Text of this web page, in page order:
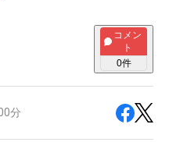
コメン
ト
0件
分